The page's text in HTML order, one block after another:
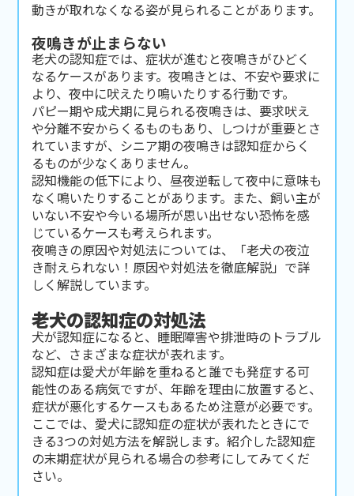
動きが取れなくなる姿が見られることがあります。
夜鳴きが止まらない
老犬の認知症では、症状が進むと夜鳴きがひどく
なるケースがあります。夜鳴きとは、不安や要求に
より、夜中に吠えたり鳴いたりする行動です。
パピー期や成犬期に見られる夜鳴きは、要求吠え
や分離不安からくるものもあり、しつけが重要とさ
れていますが、シニア期の夜鳴きは認知症からく
るものが少なくありません。
認知機能の低下により、昼夜逆転して夜中に意味も
なく鳴いたりすることがあります。また、飼い主が
いない不安や今いる場所が思い出せない恐怖を感
じているケースも考えられます。
夜鳴きの原因や対処法については、
「老犬の夜泣
き耐えられない！原因や対処法を徹底解説」 で詳
しく解説しています。
老犬の認知症の対処法
犬が認知症になると、睡眠障害や排泄時のトラブル
など、さまざまな症状が表れます。
認知症は愛犬が年齢を重ねると誰でも発症する可
能性のある病気ですが、年齢を理由に放置すると、
症状が悪化するケースもあるため注意が必要です。
ここでは、愛犬に認知症の症状が表れたときにで
きる3つの対処方法を解説します。紹介した認知症
の末期症状が見られる場合の参考にしてみてくだ
さい。